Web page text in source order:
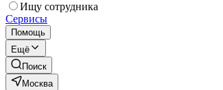
Ищу сотрудника
Сервисы
Помощь
Ещё
Поиск
Москва